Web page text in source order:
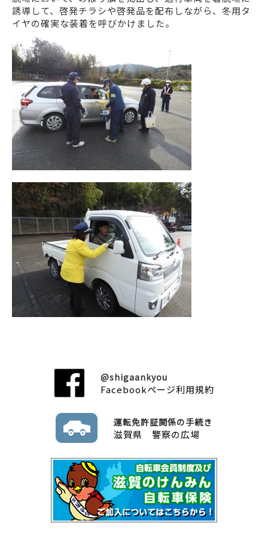
誘導して、啓発チラシや啓発品を配布しながら、冬用タ
イヤの確実な装着を呼びかけました。
@shigaankyou
Facebookページ利用規約
運転免許証関係の手続き
滋賀県 警察の広場